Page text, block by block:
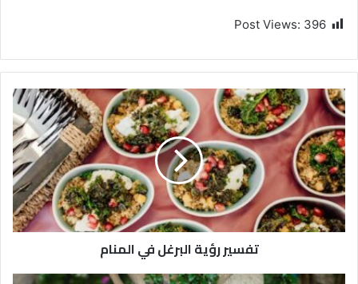
Post Views: 396
تفسير رؤية البرغل في المنام